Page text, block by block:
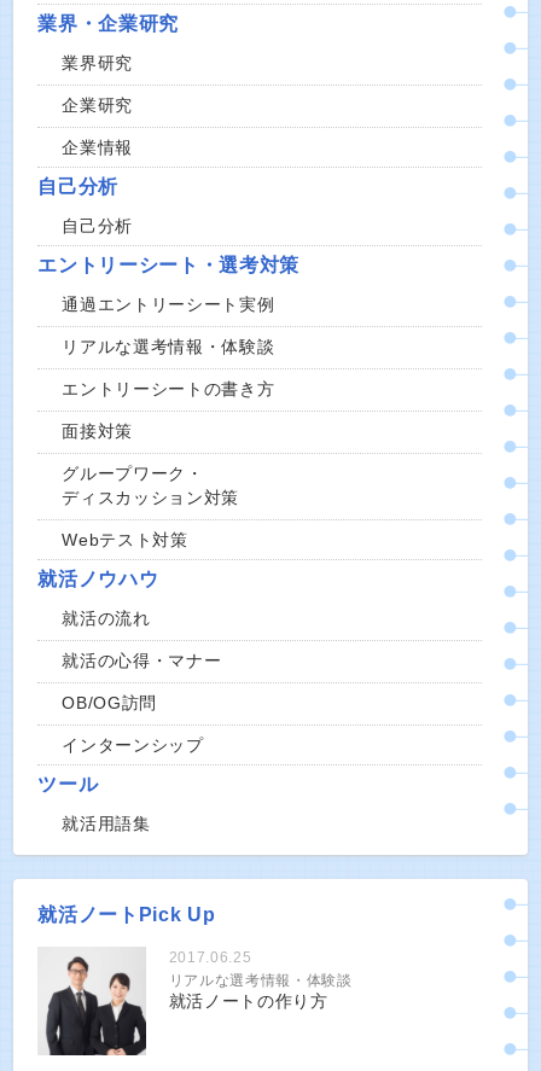
業界・企業研究
業界研究
企業研究
企業情報
自己分析
自己分析
エントリーシート・選考対策
通過エントリーシート実例
リアルな選考情報・体験談
エントリーシートの書き方
面接対策
グループワーク・
ディスカッション対策
Webテスト対策
就活ノウハウ
就活の流れ
就活の心得・マナー
OB/OG訪問
インターンシップ
ツール
就活用語集
就活ノートPick Up
2017.06.25
リアルな選考情報・体験談
就活ノートの作り方